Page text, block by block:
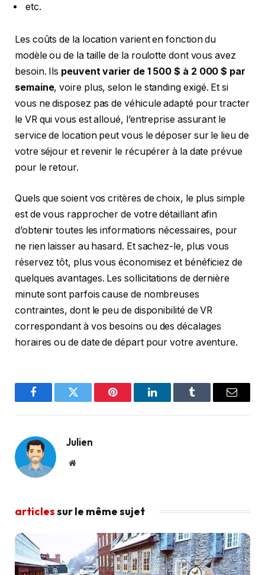
etc.
Les coûts de la location varient en fonction du
modèle ou de la taille de la roulotte dont vous avez
besoin. Ils peuvent varier de 1 500 $ à 2 000 $ par
semaine, voire plus, selon le standing exigé. Et si
vous ne disposez pas de véhicule adapté pour tracter
le VR qui vous est alloué, l’entreprise assurant le
service de location peut vous le déposer sur le lieu de
votre séjour et revenir le récupérer à la date prévue
pour le retour.
Quels que soient vos critères de choix, le plus simple
est de vous rapprocher de votre détaillant afin
d’obtenir toutes les informations nécessaires, pour
ne rien laisser au hasard. Et sachez-le, plus vous
réservez tôt, plus vous économisez et bénéficiez de
quelques avantages. Les sollicitations de dernière
minute sont parfois cause de nombreuses
contraintes, dont le peu de disponibilité de VR
correspondant à vos besoins ou des décalages
horaires ou de date de départ pour votre aventure.
FacebookTwitter Pinterest LinkedInTumblr Email
Julien
Site
articlessur le même sujet